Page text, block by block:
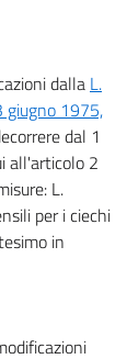
dalla L.
giugno 1975,
dal 1
all'articolo 2
L.
per i ciechi
in